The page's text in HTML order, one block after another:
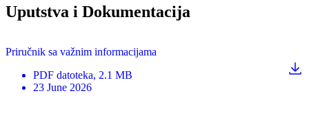
Uputstva i Dokumentacija
Priručnik sa važnim informacijama
PDF datoteka, 2.1 MB
23 June 2026